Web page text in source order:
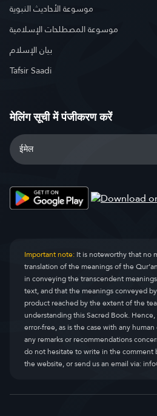
موسوعة الأحاديث النبوية
موسوعة المصطلحات الإسلامية
بيان الإسلام
Tafsir Saadi
मेलिंग सूची में पंजीकरण करें
Important note:It is noteworthy that no
translation of the meanings of the
in conveying the transcendent
text, and that the meanings conveyed
product reached by the extent of the
understanding this Sacred Book.
error-free, as is the case with any
any remarks or recommendations
do not hesitate to write in the comment
the website, or send us an email via: